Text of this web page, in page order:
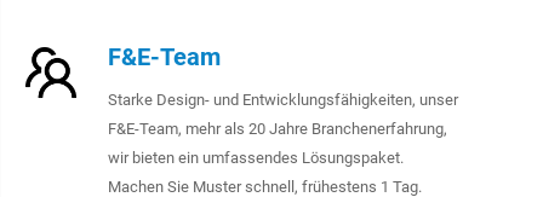
F&E-Team
Starke Design- und Entwicklungsfähigkeiten, unser
F&E-Team, mehr als 20 Jahre Branchenerfahrung,
wir bieten ein umfassendes Lösungspaket.
Machen Sie Muster schnell, frühestens 1 Tag.